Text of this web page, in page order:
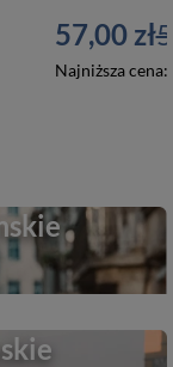
57,00 zł
Najniższa cena: